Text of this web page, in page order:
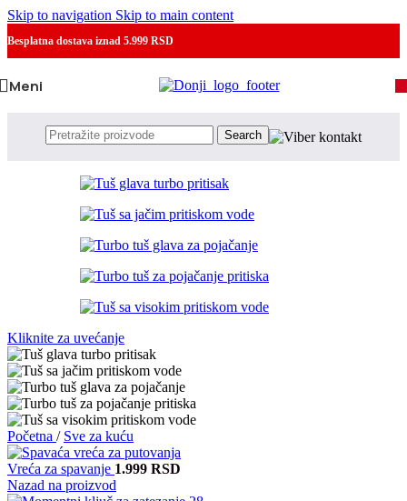
Skip to navigation Skip to main content
Besplatna dostava iznad 5.999 RSD
Meni
Search
Kliknite za uvećanje
Početna / Sve za kuću
Vreća za spavanje 1.999 RSD
Nazad na proizvod